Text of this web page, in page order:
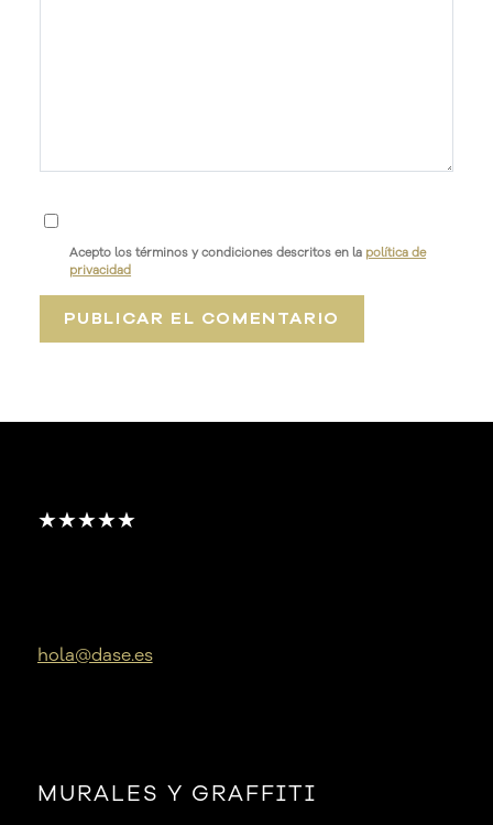
Acepto los términos y condiciones descritos en la política de
privacidad
★★★★★
hola@dase.es
MURALES Y GRAFFITI